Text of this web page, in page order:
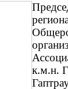
к.м.н.